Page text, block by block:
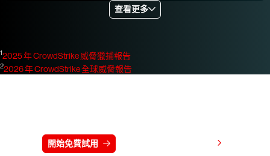
查看更多
12025 年 CrowdStrike 威脅獵捕報告
22026 年 CrowdStrike 全球威脅報告
開始免費試用